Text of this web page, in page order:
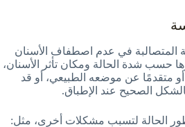
المتصالبة في عدم اصطفاف الأسنان
شدة الحالة ومكان تأثر الأسنان،
متقدمًا عن موضعه الطبيعي، أو قد
الصحيح عند الإطباق.
الحالة لتسبب مشكلات أخرى، مثل: